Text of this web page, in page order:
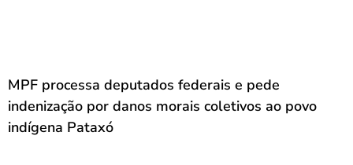
MPF processa deputados federais e pede
indenização por danos morais coletivos ao povo
indígena Pataxó